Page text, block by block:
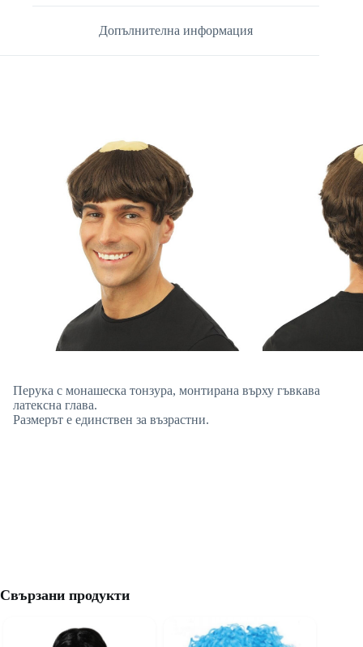
Допълнителна информация
Перука с монашеска тонзура, монтирана върху гъвкава
латексна глава.
Размерът е единствен за възрастни.
Свързани продукти